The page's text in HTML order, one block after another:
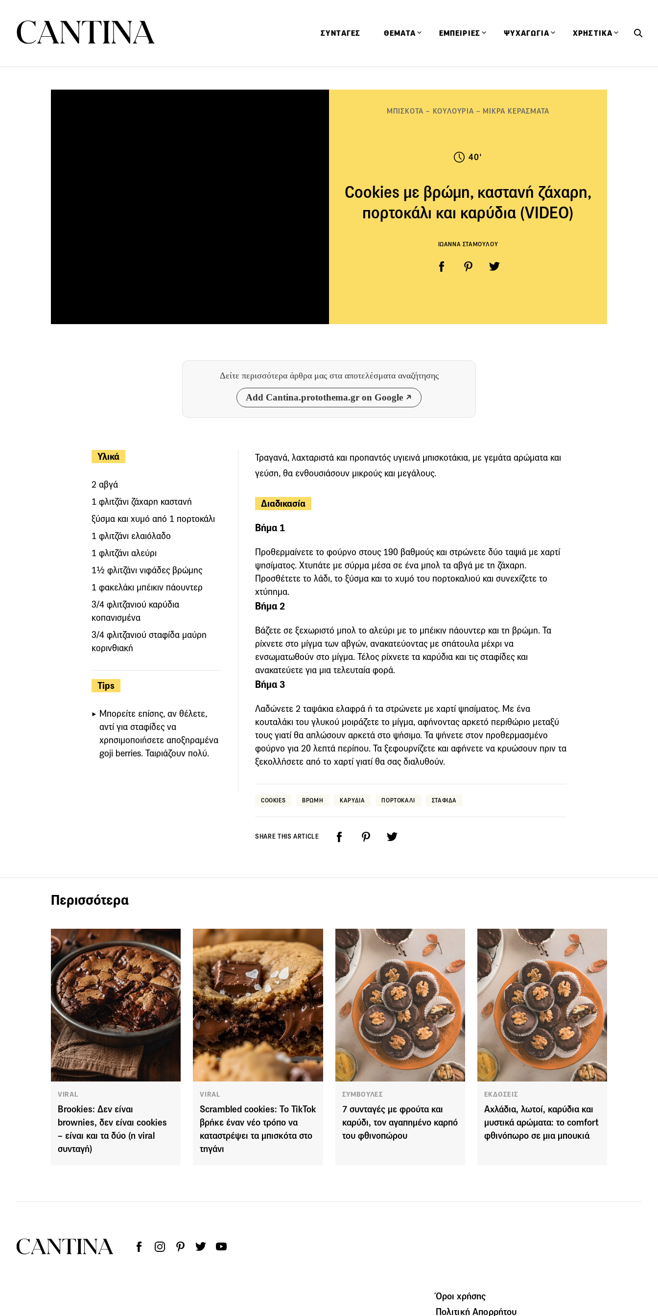
ΣΥΝΤΑΓΕΣ ΘΕΜΑΤΑ
Ειδήσεις
ΕΜΠΕΙΡΙΕΣ
Μαγαζιά
Ταξίδια
ΨΥΧΑΓΩΓΙΑ
Viral Videos
ΧΡΗΣΤΙΚΑ
Συμβουλές
ΜΠΙΣΚΟΤΑ – ΚΟΥΛΟΥΡΙΑ – ΜΙΚΡΑ ΚΕΡΑΣΜΑΤΑ
40'
Cookies με βρώμη, καστανή ζάχαρη,
πορτοκάλι και καρύδια (VIDEO)
ΙΩΑΝΝΑ ΣΤΑΜΟΥΛΟΥ
Δείτε περισσότερα άρθρα μας στα αποτελέσματα αναζήτησης
Add Cantina.protothema.gr on Google
Υλικά
2 αβγά
1 φλιτζάνι ζάχαρη καστανή
ξύσμα και χυμό από 1 πορτοκάλι
1 φλιτζάνι ελαιόλαδο
1 φλιτζάνι αλεύρι
1½ φλιτζάνι νιφάδες βρώμης
1 φακελάκι μπέικιν πάουντερ
3/4 φλιτζανιού καρύδια
κοπανισμένα
3/4 φλιτζανιού σταφίδα μαύρη
κορινθιακή
Tips
Μπορείτε επίσης, αν θέλετε,
αντί για σταφίδες να
χρησιμοποιήσετε αποξηραμένα
goji berries. Ταιριάζουν πολύ.
Τραγανά, λαχταριστά και προπαντός υγιεινά μπισκοτάκια, με γεμάτα αρώματα και
γεύση, θα ενθουσιάσουν μικρούς και μεγάλους.
Διαδικασία
Βήμα 1
Προθερμαίνετε το φούρνο στους 190 βαθμούς και στρώνετε δύο ταψιά με χαρτί
ψησίματος. Χτυπάτε με σύρμα μέσα σε ένα μπολ τα αβγά με τη ζάχαρη.
Προσθέτετε το λάδι, το ξύσμα και το χυμό του πορτοκαλιού και συνεχίζετε το
χτύπημα.
Βήμα 2
Βάζετε σε ξεχωριστό μπολ το αλεύρι με το μπέικιν πάουντερ και τη βρώμη. Τα
ρίχνετε στο μίγμα των αβγών, ανακατεύοντας με σπάτουλα μέχρι να
ενσωματωθούν στο μίγμα. Τέλος ρίχνετε τα καρύδια και τις σταφίδες και
ανακατεύετε για μια τελευταία φορά.
Βήμα 3
Λαδώνετε 2 ταψάκια ελαφρά ή τα στρώνετε με χαρτί ψησίματος. Με ένα
κουταλάκι του γλυκού μοιράζετε το μίγμα, αφήνοντας αρκετό περιθώριο μεταξύ
τους γιατί θα απλώσουν αρκετά στο ψήσιμο. Τα ψήνετε στον προθερμασμένο
φούρνο για 20 λεπτά περίπου. Τα ξεφουρνίζετε και αφήνετε να κρυώσουν πριν τα
ξεκολλήσετε από το χαρτί γιατί θα σας διαλυθούν.
COOKIES ΒΡΩΜΗ ΚΑΡΥΔΙΑ ΠΟΡΤΟΚΑΛΙ ΣΤΑΦΙΔΑ
SHARE THIS ARTICLE
Περισσότερα
VIRAL
Brookies: Δεν είναι
brownies, δεν είναι cookies
– είναι και τα δύο (η viral
συνταγή)
VIRAL
Scrambled cookies: Το TikTok
βρήκε έναν νέο τρόπο να
καταστρέψει τα μπισκότα στο
τηγάνι
ΣΥΜΒΟΥΛΕΣ
7 συνταγές με φρούτα και
καρύδι, τον αγαπημένο καρπό
του φθινοπώρου
ΕΚΔΟΣΕΙΣ
Αχλάδια, λωτοί, καρύδια και
μυστικά αρώματα: το comfort
φθινόπωρο σε μια μπουκιά
Όροι χρήσης
Πολιτική Απορρήτου